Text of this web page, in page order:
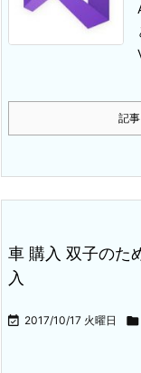
記
車 購入 双子のた
入
 2017/10/17 火曜日 